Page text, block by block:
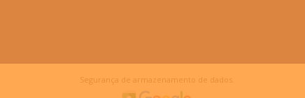
Segurança de armazenamento de dados.